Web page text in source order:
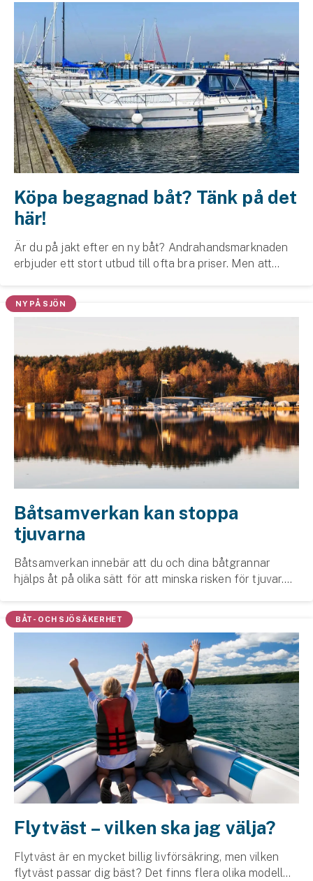
Köpa begagnad båt? Tänk på det
här!
Är du på jakt efter en ny båt? Andrahandsmarknaden
erbjuder ett stort utbud till ofta bra priser. Men att
man ska titta och tänka på inför köpet. Så hä...
NY PÅ SJÖN
Båtsamverkan kan stoppa
tjuvarna
Båtsamverkan innebär att du och dina båtgrannar
hjälps åt på olika sätt för att minska risken för tjuvar.
båtgrannar och starta en egen, lokal gru...
BÅT- OCH SJÖSÄKERHET
Flytväst – vilken ska jag välja?
Flytväst är en mycket billig livförsäkring, men vilken
flytväst passar dig bäst? Det finns flera olika modeller